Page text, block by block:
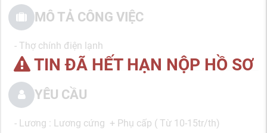
TIN ĐÃ HẾT HẠN NỘP HỒ SƠ
MÔ TẢ CÔNG VIỆC
- Thợ chính điện lạnh
YÊU CẦU
- Lương : Lương cứng + Phụ cấp ( Từ 10-15tr/th)